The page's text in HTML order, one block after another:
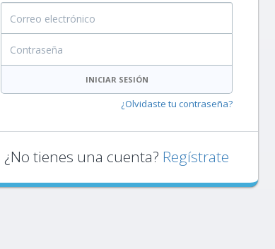
Correo electrónico
INICIAR SESIÓN
¿Olvidaste tu contraseña?
¿No tienes una cuenta? Regístrate